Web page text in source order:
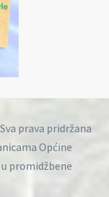
prava pridržana
Općine
promidžbene